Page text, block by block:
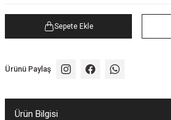
Sepete Ekle
Ürünü Paylaş
Ürün Bilgisi